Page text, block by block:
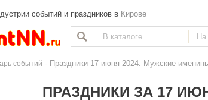
событий и праздников в Кирове
событий - Праздники 17 июня 2024: Мужские
ПРАЗДНИКИ ЗА 17